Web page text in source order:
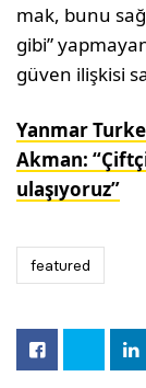
mak, bunu
gibi”
güven ilişkisi
Yanmar
Akman:
ulaşıyoruz”
featured